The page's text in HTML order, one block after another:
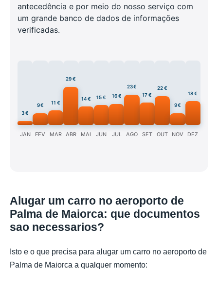
antecedência e por meio do nosso serviço com
um grande banco de dados de informações
verificadas.
3 €
JAN
9 €
FEV
11 €
MAR
29 €
ABR
14 €
MAI
15 €
JUN
16 €
JUL
23 €
AGO
17 €
SET
22 €
OUT
9 €
NOV
18 €
DEZ
Alugar um carro no aeroporto de
Palma de Maiorca: que documentos
sao necessarios?
Isto e o que precisa para alugar um carro no aeroporto de
Palma de Maiorca a qualquer momento: